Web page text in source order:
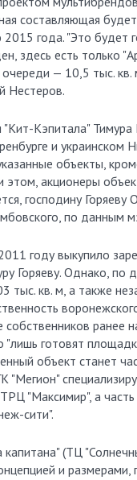
составляющая
года. "Это будет
здесь есть только
— 10,5 тыс. кв.
Нестеров.
Кэпитала"
и украинском
объекты,
акционеры
господину
по данным
году выкупило
Горяеву. Однако, по
кв. м, а также
ранее
готовят
объект станет
"Мегион"
"Максимир", а часть
сити".
(ТЦ
и